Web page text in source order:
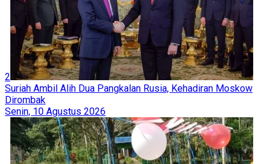
2
Suriah Ambil Alih Dua Pangkalan Rusia, Kehadiran Moskow
Dirombak
Senin, 10 Agustus 2026